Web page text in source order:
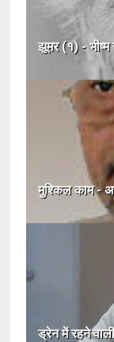
झूमर (१) - भीष्म
मुश्किल काम -
ड्रेन में रहने